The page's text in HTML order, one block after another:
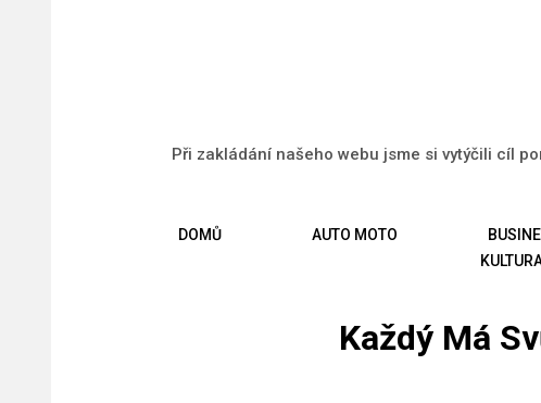
Při zakládání našeho webu jsme si vytýčili cíl
DOMŮ AUTO MOTO
Každý Má